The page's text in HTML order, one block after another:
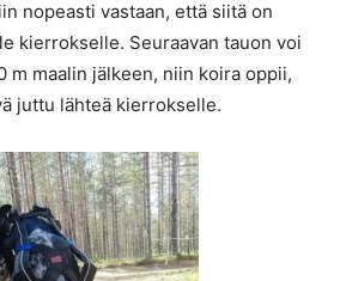
nopeasti vastaan, että siitä on
kierrokselle. Seuraavan tauon voi
m maalin jälkeen, niin koira oppii,
juttu lähteä kierrokselle.